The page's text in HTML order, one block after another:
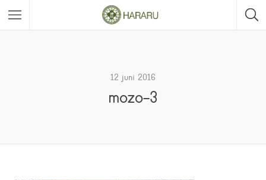
12 juni 2016
mozo-3